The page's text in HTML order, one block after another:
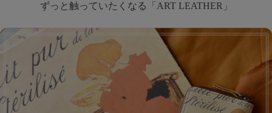
ずっと触っていたくなる「 ART LEATHER 」